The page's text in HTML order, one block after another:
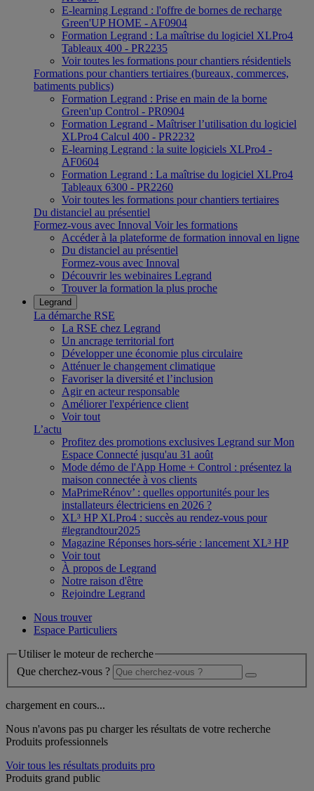
E-learning Legrand : l'offre de bornes de recharge
Green'UP HOME - AF0904
Formation Legrand : La maîtrise du logiciel XLPro4
Tableaux 400 - PR2235
Voir toutes les formations pour chantiers résidentiels
Formations pour chantiers tertiaires (bureaux, commerces,
batiments publics)
Formation Legrand : Prise en main de la borne
Green'up Control - PR0904
Formation Legrand - Maîtriser l’utilisation du logiciel
XLPro4 Calcul 400 - PR2232
E-learning Legrand : la suite logiciels XLPro4 -
AF0604
Formation Legrand : La maîtrise du logiciel XLPro4
Tableaux 6300 - PR2260
Voir toutes les formations pour chantiers tertiaires
Du distanciel au présentiel
Formez-vous avec Innoval Voir les formations
Accéder à la plateforme de formation innoval en ligne
Du distanciel au présentiel
Formez-vous avec Innoval
Découvrir les webinaires Legrand
Trouver la formation la plus proche
Legrand
La démarche RSE
La RSE chez Legrand
Un ancrage territorial fort
Développer une économie plus circulaire
Atténuer le changement climatique
Favoriser la diversité et l’inclusion
Agir en acteur responsable
Améliorer l'expérience client
Voir tout
L’actu
Profitez des promotions exclusives Legrand sur Mon
Espace Connecté jusqu'au 31 août
Mode démo de l'App Home + Control : présentez la
maison connectée à vos clients
MaPrimeRénov’ : quelles opportunités pour les
installateurs électriciens en 2026 ?
XL³ HP XLPro4 : succès au rendez-vous pour
#legrandtour2025
Magazine Réponses hors-série : lancement XL³ HP
Voir tout
À propos de Legrand
Notre raison d'être
Rejoindre Legrand
Nous trouver
Espace Particuliers
Utiliser le moteur de recherche
Que cherchez-vous ?
chargement en cours...
Nous n'avons pas pu charger les résultats de votre recherche
Produits professionnels
Voir tous les résultats produits pro
Produits grand public